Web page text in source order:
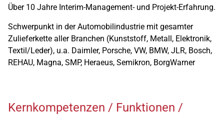
Über 10 Jahre Interim-Management- und Projekt-Erfahrung.
Schwerpunkt in der Automobilindustrie mit gesamter
Zulieferkette aller Branchen (Kunststoff, Metall, Elektronik,
Textil/Leder), u.a. Daimler, Porsche, VW, BMW, JLR, Bosch,
REHAU, Magna, SMP, Heraeus, Semikron, BorgWarner
Kernkompetenzen / Funktionen /